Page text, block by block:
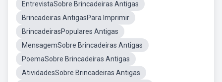
EntrevistaSobre Brincadeiras Antigas
Brincadeiras AntigasPara Imprimir
BrincadeirasPopulares Antigas
MensagemSobre Brincadeiras Antigas
PoemaSobre Brincadeiras Antigas
AtividadesSobre Brincadeiras Antigas